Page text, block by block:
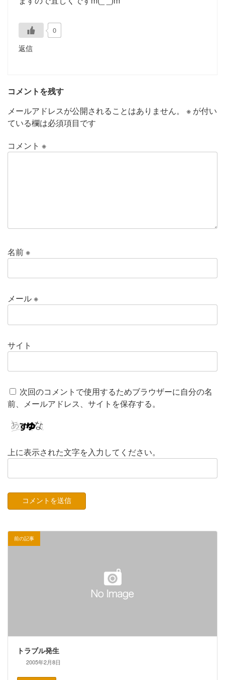
0
返信
コメントを残す
メールアドレスが公開されることはありません。
※ が付い
ている欄は必須項目です
コメント ※
名前※
メール※
サイト
次回のコメントで使用するためブラウザーに自分の名
前、メールアドレス、サイトを保存する。
上に表示された文字を入力してください。
前の記事
トラブル発生
2005年2月8日